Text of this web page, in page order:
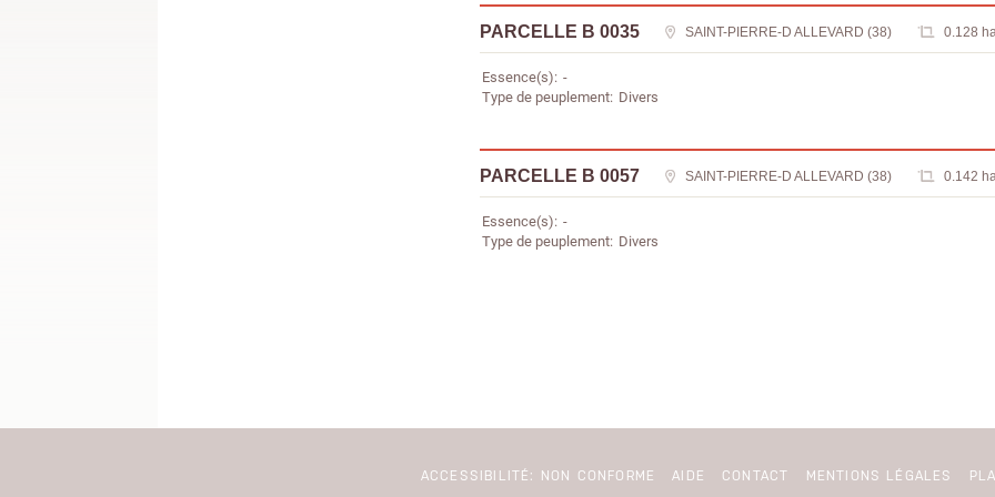
PARCELLE B 0035 SAINT-PIERRE-D ALLEVARD (38) 0.128
Essence(s) -
Type de peuplement Divers
PARCELLE B 0057 SAINT-PIERRE-D ALLEVARD (38) 0.142
Essence(s) -
Type de peuplement Divers
ACCESSIBILITÉ: NON CONFORME AIDE CONTACT MENTIONS LÉGALES